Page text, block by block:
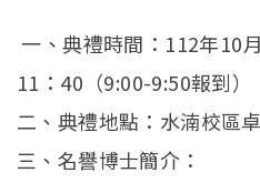
一、典禮時間：112年10
11：40（9:00-9:50報到）
二、典禮地點：水湳校區
三、名譽博士簡介：